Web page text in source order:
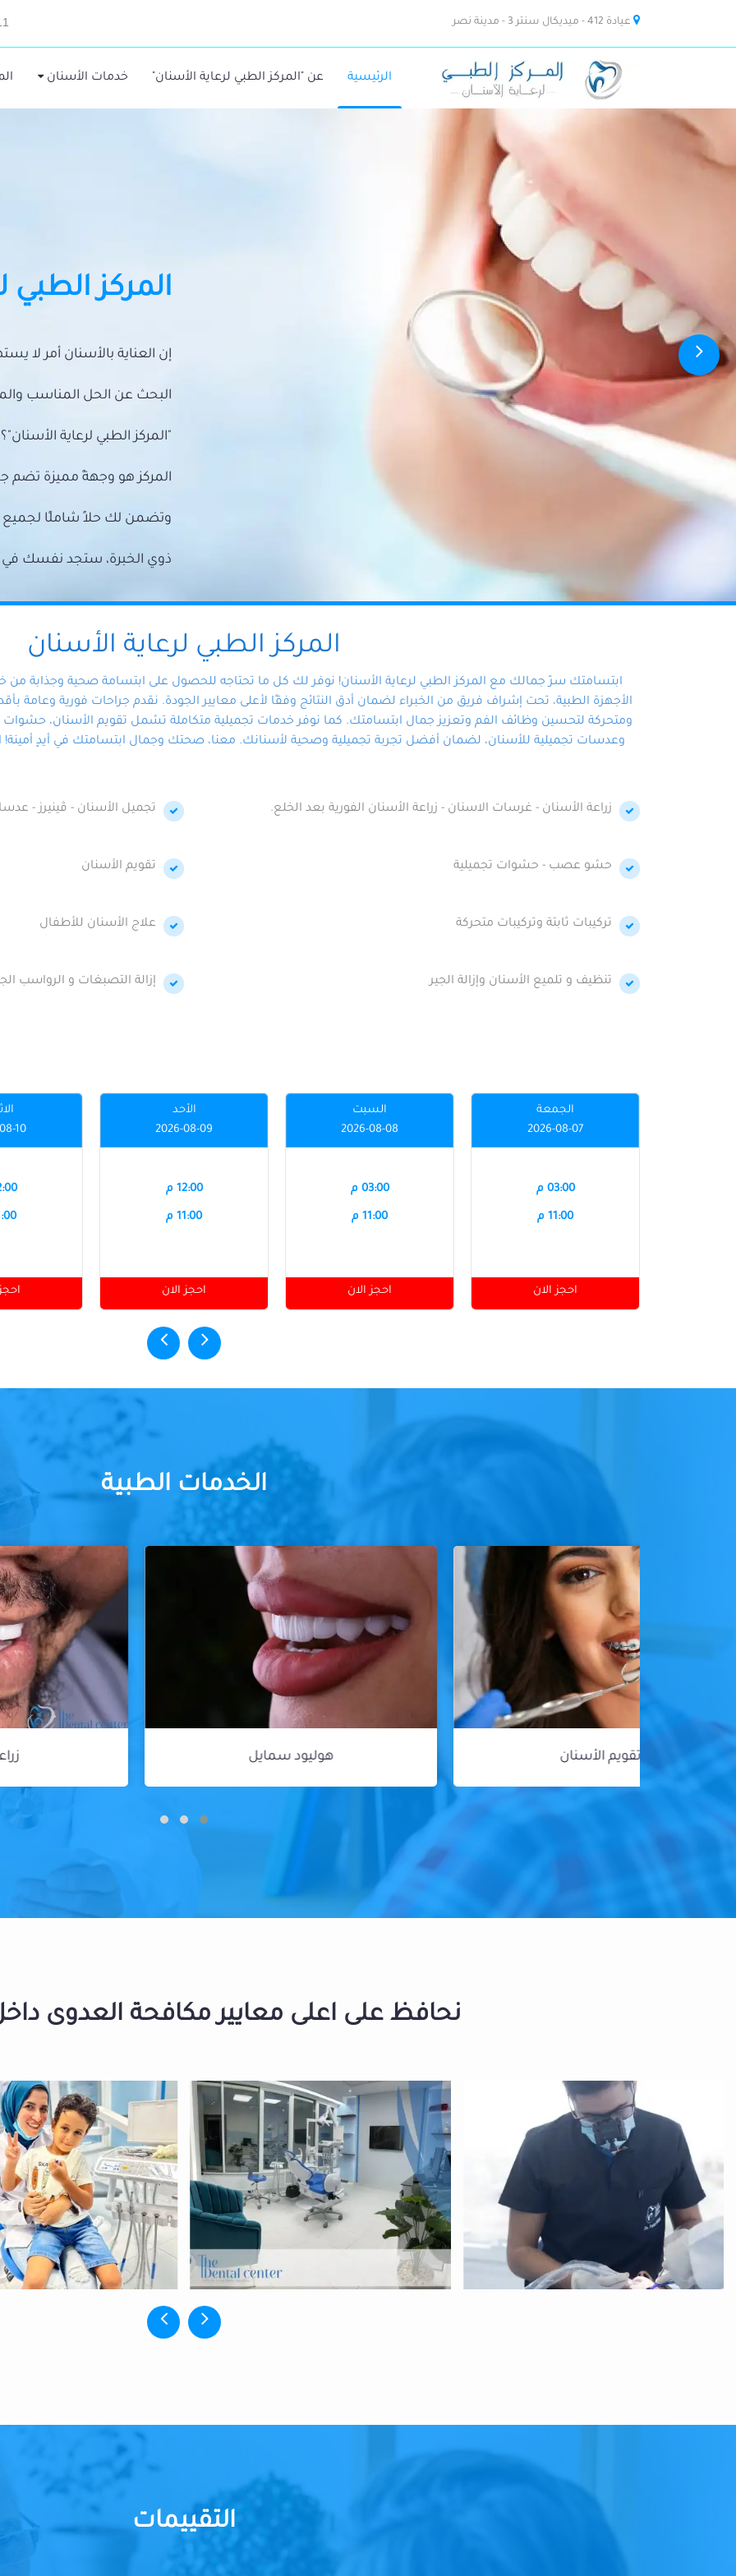
عيادة 412 - ميديكال سنتر 3 - مدينة نصر
الرئيسية عن "المركز الطبي لرعاية الأسنان" خدمات الأسنان
المركز الطبي
إن العناية بالأسنان أمر لا
البحث عن الحل المناسب
"المركز الطبي لرعاية الأسنان"؟
المركز هو وجهةً مميزة تضم
وتضمن لك حلاً شاملًا
ذوي الخبرة، ستجد نفسك في
المركز الطبي لرعاية الأسنان
ابتسامتك سرّ جمالك مع المركز الطبي لرعاية الأسنان! نوفر لك كل ما تحتاجه للحصول على ابتسامة صحية وجذابة
الأجهزة الطبية، تحت إشراف فريق من الخبراء لضمان أدق النتائج وفقًا لأعلى معايير الجودة. نقدم جراحات فورية وعامة
ومتحركة لتحسين وظائف الفم وتعزيز جمال ابتسامتك. كما نوفر خدمات تجميلية متكاملة تشمل تقويم الأسنان، حشوات
وعدسات تجميلية للأسنان، لضمان أفضل تجربة تجميلية وصحية لأسنانك. معنا، صحتك وجمال ابتسامتك في أيدٍ أمينة!
زراعة الأسنان - غرسات الاسنان - زراعة الأسنان الفورية بعد الخلع. تجميل الأسنان - ڤينيرز -
حشو عصب - حشوات تجميلية تقويم الأسنان
تركيبات ثابتة وتركيبات متحركة علاج الأسنان للأطفال
تنظيف و تلميع الأسنان وإزالة الجير إزالة التصبغات و الرواسب
الجمعة
2026-08-07
03:00 م
11:00 م
احجز الان
السبت
2026-08-08
03:00 م
11:00 م
احجز الان
الأحد
2026-08-09
12:00 م
11:00 م
احجز الان
10
الخدمات الطبية
نحافظ على اعلى معايير مكافحة العدوى
التقييمات